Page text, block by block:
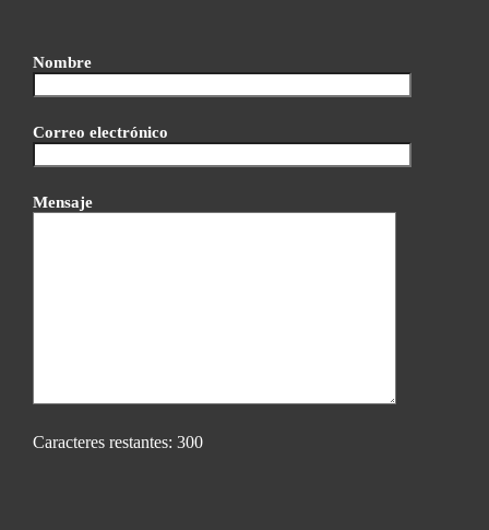
Nombre
Correo electrónico
Mensaje
Caracteres restantes: 300